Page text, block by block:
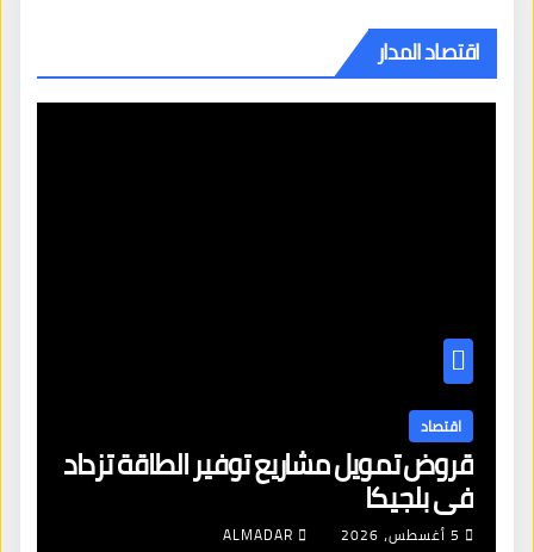
اقتصاد المدار
اقتصاد
قروض تمويل مشاريع توفير الطاقة تزداد
في بلجيكا
5 أغسطس، 2026 ALMADAR